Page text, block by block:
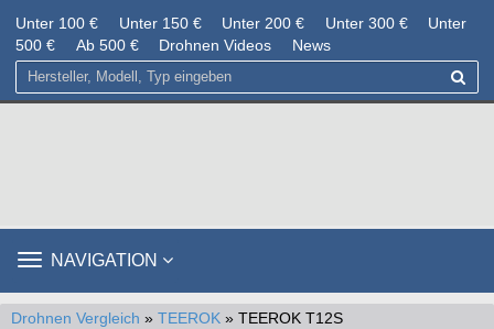
Unter 100 € Unter 150 € Unter 200 € Unter 300 €
Unter
500 €
Ab 500 € Drohnen Videos News
TOGGLE
NAVIGATION
Drohnen Vergleich » TEEROK » TEEROK T12S